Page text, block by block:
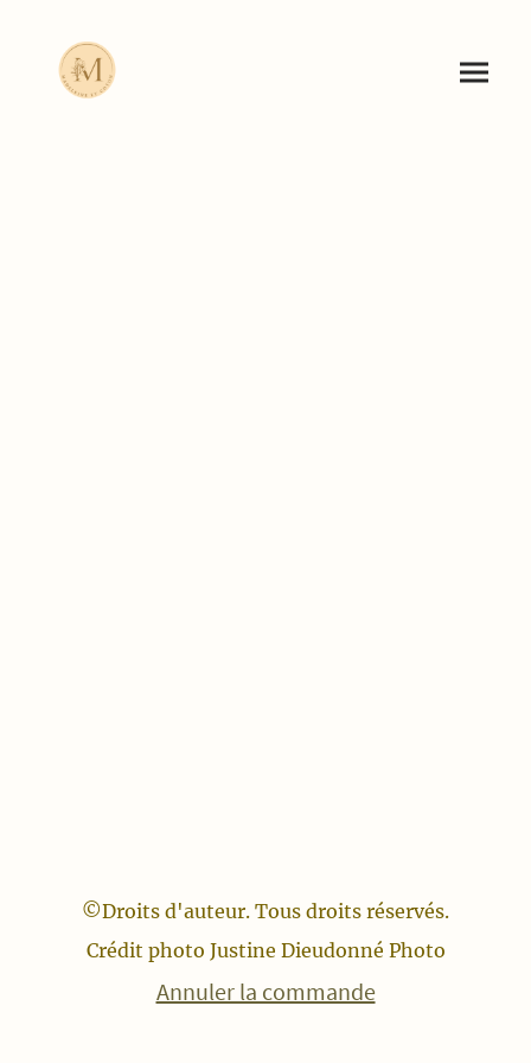
©Droits d'auteur. Tous droits réservés.
Crédit photo Justine Dieudonné Photo
Annuler la commande